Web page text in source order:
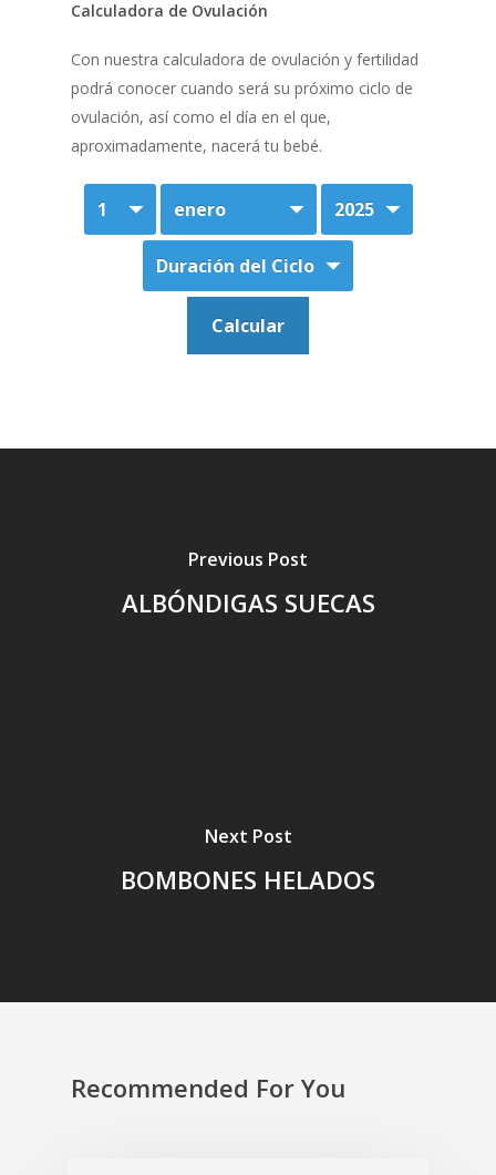
Calculadora de Ovulación
Con nuestra calculadora de ovulación y fertilidad
podrá conocer cuando será su próximo ciclo de
ovulación, así como el día en el que,
aproximadamente, nacerá tu bebé.
Previous Post
ALBÓNDIGAS SUECAS
Next Post
BOMBONES HELADOS
Recommended For You